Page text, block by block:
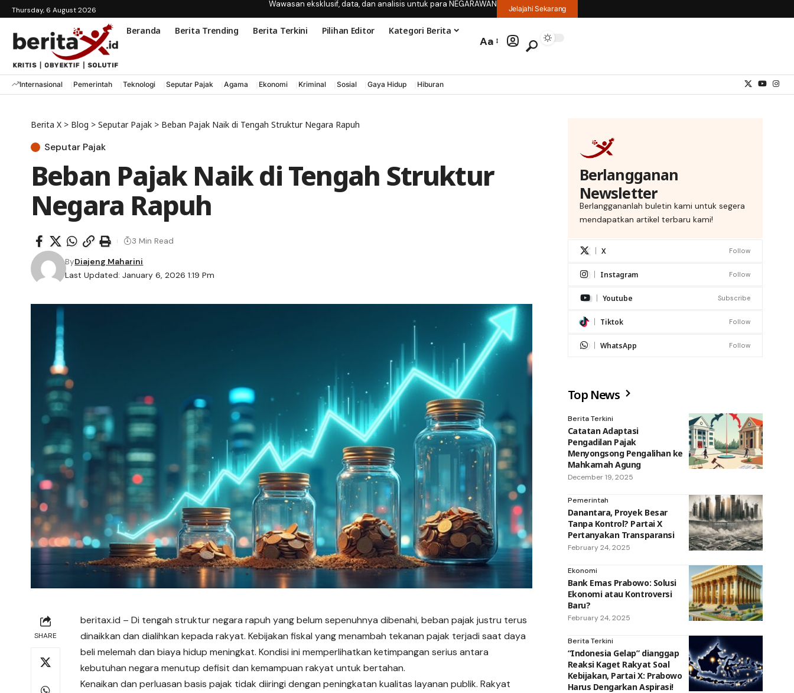
Thursday, 6 August 2026
Wawasan eksklusif, data, dan analisis untuk para NEGARAWAN Jelajahi Sekarang
Beranda Berita Trending Berita Terkini Pilihan Editor Kategori Berita
Aa
Internasional Pemerintah Teknologi Seputar Pajak Agama Ekonomi Kriminal Sosial Gaya Hidup Hiburan
Berita X > Blog > Seputar Pajak > Beban Pajak Naik di Tengah Struktur Negara Rapuh
Seputar Pajak
Beban Pajak Naik di Tengah Struktur
Negara Rapuh
Last Updated: January 6, 2026 1:19 Pm
ByDiajeng Maharini
3 Min Read
SHARE
beritax.id – Di tengah struktur negara rapuh yang belum sepenuhnya dibenahi, beban pajak justru terus
dinaikkan dan dialihkan kepada rakyat. Kebijakan fiskal yang menambah tekanan pajak terjadi saat daya
beli melemah dan biaya hidup meningkat. Kondisi ini memperlihatkan ketimpangan serius antara
kebutuhan negara menutup defisit dan kemampuan rakyat untuk bertahan.
Kenaikan dan perluasan basis pajak tidak diiringi dengan peningkatan kualitas layanan publik. Rakyat
Berlangganan
Newsletter
Berlanggananlah buletin kami untuk segera
mendapatkan artikel terbaru kami!
X Follow
Instagram Follow
Youtube Subscribe
Tiktok Follow
WhatsApp Follow
Top News
Berita Terkini
Catatan Adaptasi
Pengadilan Pajak
Menyongsong Pengalihan ke
Mahkamah Agung
December 19, 2025
Pemerintah
Danantara, Proyek Besar
Tanpa Kontrol? Partai X
Pertanyakan Transparansi
February 24, 2025
Ekonomi
Bank Emas Prabowo: Solusi
Ekonomi atau Kontroversi
Baru?
February 24, 2025
Berita Terkini
“Indonesia Gelap” dianggap
Reaksi Kaget Rakyat Soal
Kebijakan, Partai X: Prabowo
Harus Dengarkan Aspirasi!